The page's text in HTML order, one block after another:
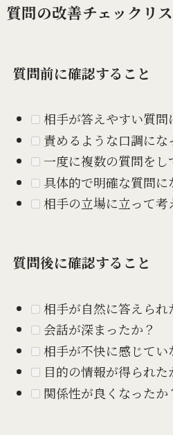
質問の改善チェックリ
質問前に確認すること
相手が答えやすい質問
責めるような口調にな
一度に複数の質問をし
具体的で明確な質問に
相手の立場に立って考
質問後に確認すること
相手が自然に答えられ
会話が深まったか？
相手が不快に感じてい
目的の情報が得られた
関係性が良くなったか